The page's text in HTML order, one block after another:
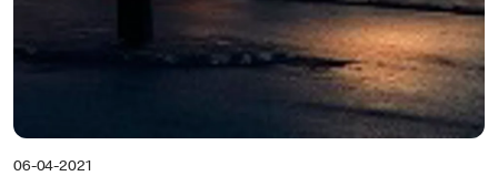
06-04-2021